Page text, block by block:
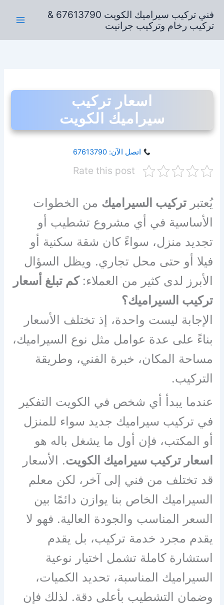
المحتوى
فني تركيب سيراميك الكويت 67613790 &
تركيب رخام وتركيب جرانيت
اسعار تركيب
سيراميك الكويت
اتصل الآن: 67613790
Rate this post
يُعتبرتركيب السيراميك من الخطوات
الأساسية في أي مشروع تشطيب أو
تجديد منزل، سواءً كان شقة سكنية أو
فيلا أو حتى محل تجاري. ويظل السؤال
الأبرز لدى كثير من العملاء:كم تبلغ أسعار
تركيب السيراميك؟
الإجابة ليست واحدة، إذ تختلف الأسعار
بناءً على عدة عوامل مثل نوع السيراميك،
مساحة المكان، خبرة الفني، وطريقة
التركيب.
عندما يبدأ أي شخص في الكويت التفكير
في تركيب سيراميك جديد سواء للمنزل
أو المكتب، فإن أول ما يشغل باله هو
اسعار تركيب سيراميك الكويت. الأسعار
قد تختلف من فني إلى آخر، لكن معلم
السيراميك الخاص بنا يوازن دائمًا بين
السعر المناسب والجودة العالية. فهو لا
يقدم مجرد خدمة تركيب، بل يقدم
استشارة كاملة تشمل اختيار نوعية
السيراميك المناسبة، تحديد الكميات،
وضمان التشطيب بأعلى دقة. لذلك فإن